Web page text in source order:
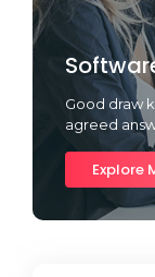
Good draw
agreed
Explore